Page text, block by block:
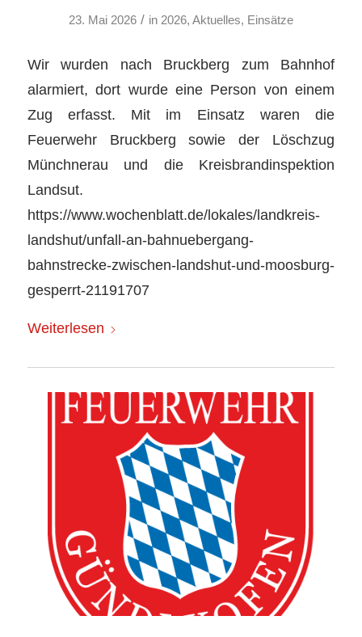
23. Mai 2026 / in 2026, Aktuelles, Einsätze
Wir wurden nach Bruckberg zum Bahnhof
alarmiert, dort wurde eine Person von einem
Zug erfasst. Mit im Einsatz waren die
Feuerwehr Bruckberg sowie der Löschzug
Münchnerau und die Kreisbrandinspektion
Landsut.
https://www.wochenblatt.de/lokales/landkreis-
landshut/unfall-an-bahnuebergang-
bahnstrecke-zwischen-landshut-und-moosburg-
gesperrt-21191707
Weiterlesen